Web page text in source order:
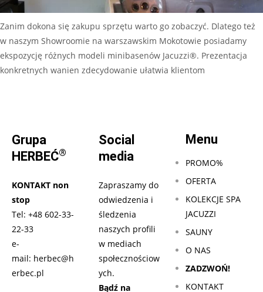
Zanim dokona się zakupu sprzętu warto go zobaczyć. Dlatego też
w naszym Showroomie na warszawskim Mokotowie posiadamy
ekspozycję różnych modeli minibasenów Jacuzzi®. Prezentacja
konkretnych wanien zdecydowanie ułatwia klientom
Grupa
HERBEĆ®
KONTAKT non
stop
Tel: +48 602-33-
22-33
e-
mail: herbec@h
erbec.pl
Social
media
Zapraszamy do
odwiedzenia i
śledzenia
naszych profili
w mediach
społecznościow
ych.
Bądź na
Menu
PROMO%
OFERTA
KOLEKCJE SPA
JACUZZI
SAUNY
O NAS
ZADZWOŃ!
KONTAKT